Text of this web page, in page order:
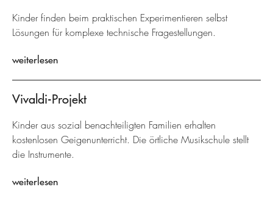
Kinder finden beim praktischen Experimentieren selbst
Lösungen für komplexe technische Fragestellungen.
weiterlesen
Vivaldi-Projekt
Kinder aus sozial benachteiligten Familien erhalten
kostenlosen Geigenunterricht. Die örtliche Musikschule stellt
die Instrumente.
weiterlesen